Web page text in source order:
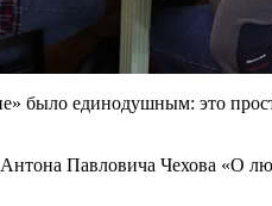
было единодушным: это
Антона Павловича Чехова «О